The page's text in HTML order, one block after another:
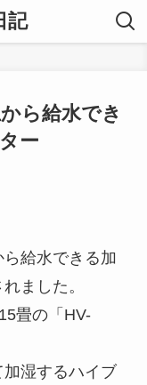
記
ら給水でき
ー
給水できる加
ました。
畳の「HV-
湿するハイブ